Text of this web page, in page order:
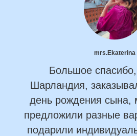
mrs.Ekaterina
Большое
Шарландия,
день рождения сына,
предложили разные
подарили